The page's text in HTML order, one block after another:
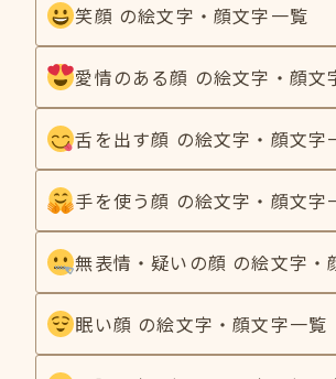
笑顔 の絵文字・顔文字一覧
愛情のある顔 の絵文字・顔文
舌を出す顔 の絵文字・顔文字
手を使う顔 の絵文字・顔文字
無表情・疑いの顔 の絵文字・
眠い顔 の絵文字・顔文字一覧